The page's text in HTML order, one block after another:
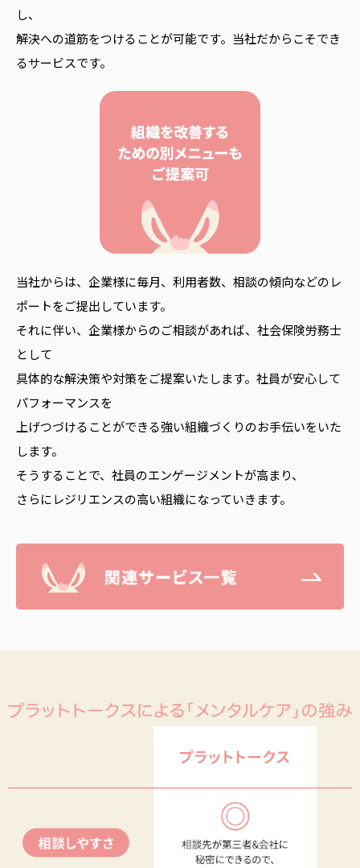
し、
解決への道筋をつけることが可能です。当社だからこそでき
るサービスです。
当社からは、企業様に毎月、利用者数、相談の傾向などのレ
ポートをご提出しています。
それに伴い、企業様からのご相談があれば、社会保険労務士
として
具体的な解決策や対策をご提案いたします。社員が安心して
パフォーマンスを
上げつづけることができる強い組織づくりのお手伝いをいた
します。
そうすることで、社員のエンゲージメントが高まり、
さらにレジリエンスの高い組織になっていきます。